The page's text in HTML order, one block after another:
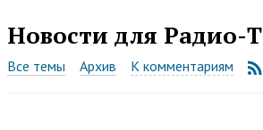
Новости для Радио-Т
Все темы Архив К комментариям